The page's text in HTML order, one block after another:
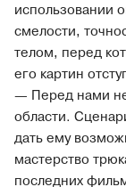
использовании
смелости,
телом, перед
его картин
— Перед нами
области.
дать ему
мастерство
последних